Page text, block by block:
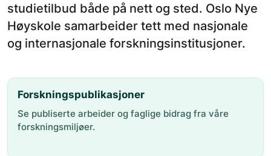
studietilbud både på nett og sted. Oslo Nye
Høyskole samarbeider tett med nasjonale
og internasjonale forskningsinstitusjoner.
Forskningspublikasjoner
Se publiserte arbeider og faglige bidrag fra våre
forskningsmiljøer.